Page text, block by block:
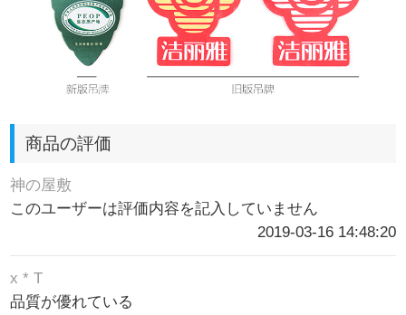
商品の評価
神の屋敷
このユーザーは評価内容を記入していません
2019-03-16 14:48:20
x * T
品質が優れている